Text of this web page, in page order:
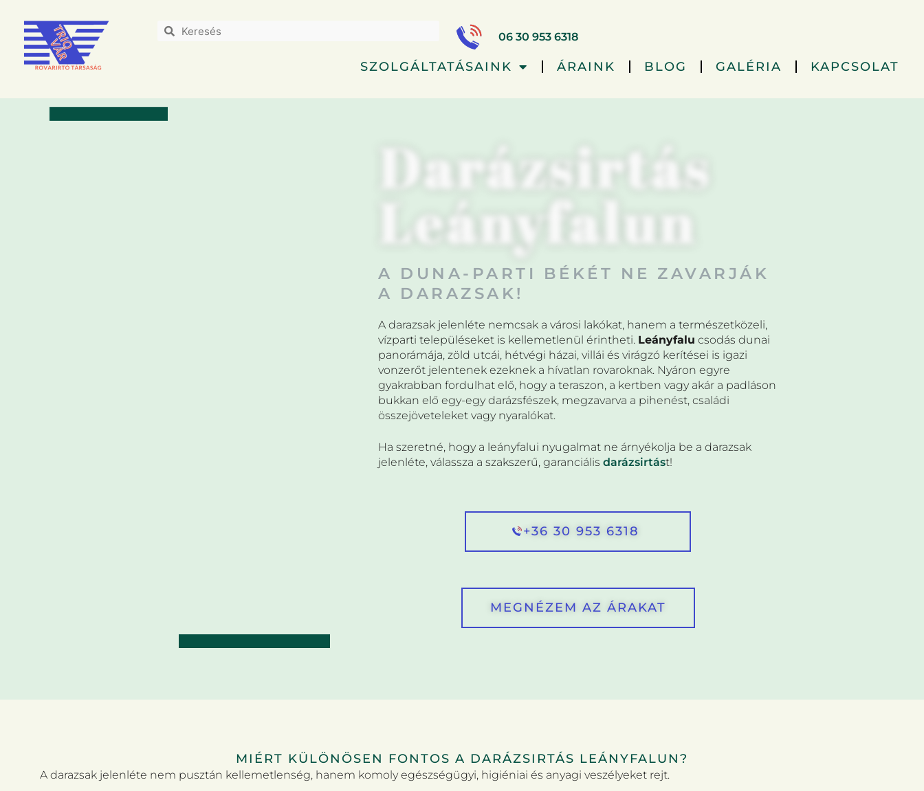
06 30 953 6318
SZOLGÁLTATÁSAINK ÁRAINK BLOG GALÉRIA KAPCSOLAT
Darázsirtás
Leányfalun
A DUNA-PARTI BÉKÉT NE ZAVARJÁK
A DARAZSAK!
A darazsak jelenléte nemcsak a városi lakókat, hanem a természetközeli,
vízparti településeket is kellemetlenül érintheti. Leányfalu csodás dunai
panorámája, zöld utcái, hétvégi házai, villái és virágzó kerítései is igazi
vonzerőt jelentenek ezeknek a hívatlan rovaroknak. Nyáron egyre
gyakrabban fordulhat elő, hogy a teraszon, a kertben vagy akár a padláson
bukkan elő egy-egy darázsfészek, megzavarva a pihenést, családi
összejöveteleket vagy nyaralókat.
Ha szeretné, hogy a leányfalui nyugalmat ne árnyékolja be a darazsak
jelenléte, válassza a szakszerű, garanciálisdarázsirtást!
+36 30 953 6318
MEGNÉZEM AZ ÁRAKAT
MIÉRT KÜLÖNÖSEN FONTOS A DARÁZSIRTÁS LEÁNYFALUN?
A darazsak jelenléte nem pusztán kellemetlenség, hanem komoly egészségügyi, higiéniai és anyagi veszélyeket rejt.